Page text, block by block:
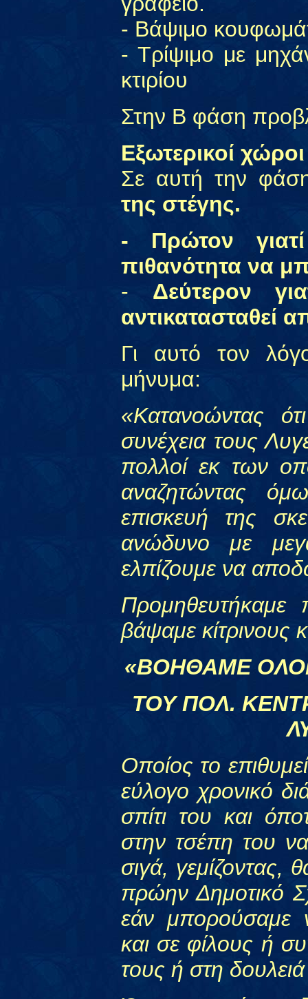
- Βάψιμο
- Τρίψιμο με
κτιρίου
Στην Β φάση
Εξωτερικοί χώροι
Σε αυτή την
της στέγης.
- Πρώτον
πιθανότητα να
- Δεύτερον
αντικατασταθεί
Γι αυτό τον
μήνυμα:
«Κατανοώντας
συνέχεια τους
πολλοί εκ των
αναζητώντας
επισκευή της
ανώδυνο με
ελπίζουμε να
Προμηθευτήκαμε
βάψαμε κίτρινους
«ΒΟΗΘΑΜΕ
ΤΟΥ ΠΟΛ.
Οποίος το
εύλογο χρονικό
σπίτι του και
στην τσέπη του
σιγά, γεμίζοντας,
πρώην Δημοτικό
εάν μπορούσαμε
και σε φίλους ή
τους ή στη